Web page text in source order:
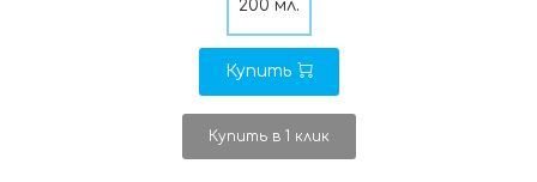
200 мл.
Купить
Купить в 1 клик